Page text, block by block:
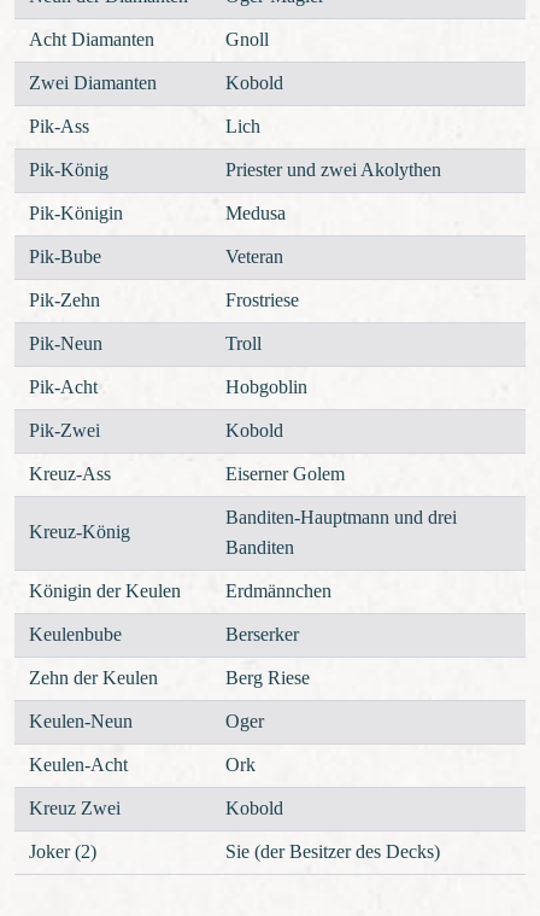
Acht Diamanten
Gnoll
Zwei Diamanten
Kobold
Pik-Ass
Lich
Pik-König
Priester und zwei Akolythen
Pik-Königin
Medusa
Pik-Bube
Veteran
Pik-Zehn
Frostriese
Pik-Neun
Troll
Pik-Acht
Hobgoblin
Pik-Zwei
Kobold
Kreuz-Ass
Eiserner Golem
Kreuz-König
Banditen-Hauptmann und drei
Banditen
Königin der Keulen
Erdmännchen
Keulenbube
Berserker
Zehn der Keulen
Berg Riese
Keulen-Neun
Oger
Keulen-Acht
Ork
Kreuz Zwei
Kobold
Joker (2)
Sie (der Besitzer des Decks)